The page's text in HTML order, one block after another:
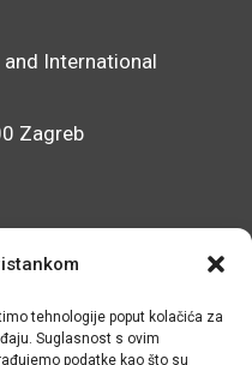
tehnologije poput kolačića za
Suglasnost s ovim
podatke kao što su
International
Zagreb